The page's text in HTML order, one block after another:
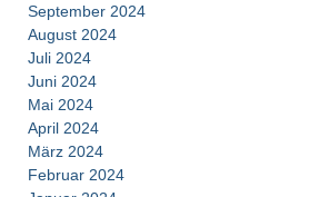
September 2024
August 2024
Juli 2024
Juni 2024
Mai 2024
April 2024
März 2024
Februar 2024